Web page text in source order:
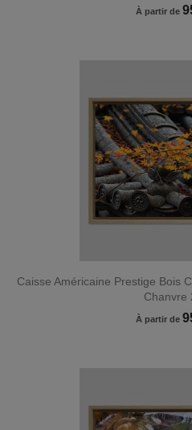
À partir de
Caisse Américaine Prestige Bois
Chanvre
À partir de